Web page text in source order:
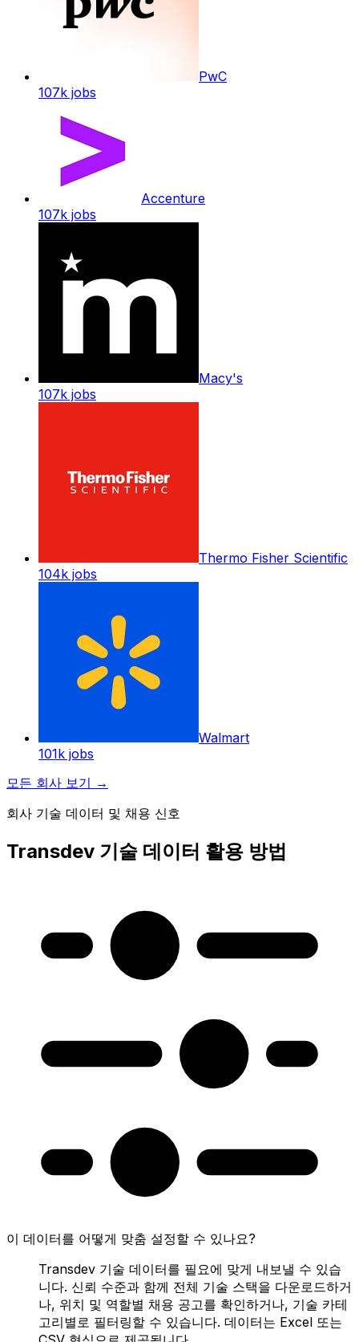
PwC
107k jobs
Accenture
107k jobs
Macy's
107k jobs
Thermo Fisher Scientific
104k jobs
Walmart
101k jobs
모든 회사 보기 →
회사 기술 데이터 및 채용 신호
Transdev 기술 데이터 활용 방법
이 데이터를 어떻게 맞춤 설정할 수 있나요?
Transdev 기술 데이터를 필요에 맞게 내보낼 수 있습
니다. 신뢰 수준과 함께 전체 기술 스택을 다운로드하거
나, 위치 및 역할별 채용 공고를 확인하거나, 기술 카테
고리별로 필터링할 수 있습니다. 데이터는 Excel 또는